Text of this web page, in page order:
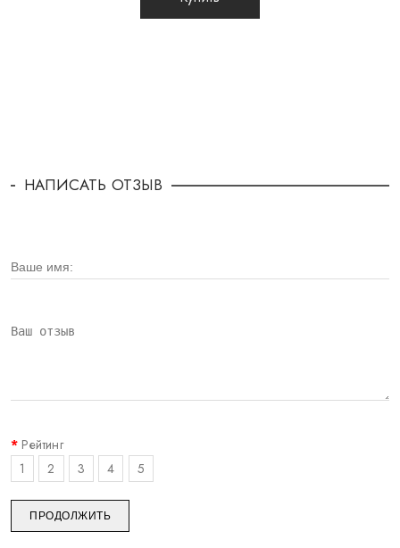
НАПИСАТЬ ОТЗЫВ
Рейтинг
1
2 3 4 5
ПРОДОЛЖИТЬ